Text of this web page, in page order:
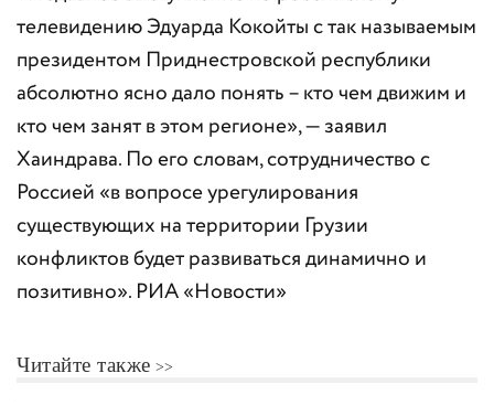
телевидению Эдуарда Кокойты с так называемым
президентом Приднестровской республики
абсолютно ясно дало понять – кто чем движим и
кто чем занят в этом регионе», — заявил
Хаиндрава. По его словам, сотрудничество с
Россией «в вопросе урегулирования
существующих на территории Грузии
конфликтов будет развиваться динамично и
позитивно». РИА «Новости»
Читайте также